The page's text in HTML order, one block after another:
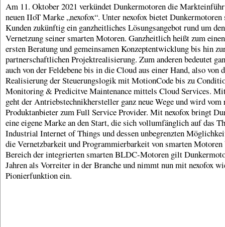
Am 11. Oktober 2021 verkündet Dunkermotoren die
neuen IIoT Marke „nexofox“. Unter nexofox bietet Dunkermotoren
Kunden zukünftig ein ganzheitliches Lösungsangebot rund um
Vernetzung seiner smarten Motoren. Ganzheitlich heißt zum
ersten Beratung und gemeinsamen Konzeptentwicklung bis hin
partnerschaftlichen Projektrealisierung. Zum anderen bedeutet
auch von der Feldebene bis in die Cloud aus einer Hand, also von
Realisierung der Steuerungslogik mit MotionCode bis zu
Monitoring & Predicitve Maintenance mittels Cloud Services.
geht der Antriebstechnikhersteller ganz neue Wege und wird vom
Produktanbieter zum Full Service Provider. Mit nexofox bringt
eine eigene Marke an den Start, die sich vollumfänglich auf das
Industrial Internet of Things und dessen unbegrenzten
die Vernetzbarkeit und Programmierbarkeit von smarten
Bereich der integrierten smarten BLDC-Motoren gilt
Jahren als Vorreiter in der Branche und nimmt nun mit nexofox
Pionierfunktion ein.